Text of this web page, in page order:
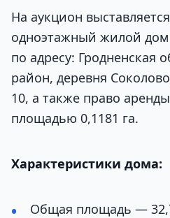
На аукцион
одноэтажный жилой дом
по адресу: Гродненская
район, деревня
10, а также право
площадью 0,1181 га.
Характеристики дома:
Общая площадь —